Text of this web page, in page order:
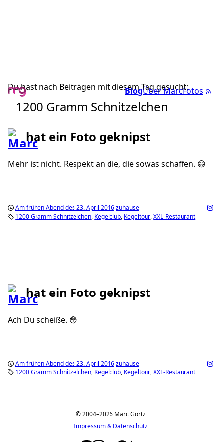
BlogÜber MarcFotos
Du hast nach Beiträgen mit diesem Tag gesucht:
1200 Gramm Schnitzelchen
hat ein Foto geknipst
Mehr ist nicht. Respekt an die, die sowas schaffen. 😄
Am frühen Abend des 23. April 2016zuhause
1200 Gramm Schnitzelchen Kegelclub Kegeltour XXL-Restaurant
hat ein Foto geknipst
Ach Du scheiße. 😳
Am frühen Abend des 23. April 2016zuhause
1200 Gramm Schnitzelchen Kegelclub Kegeltour XXL-Restaurant
© 2004–2026 Marc Görtz
Impressum & Datenschutz